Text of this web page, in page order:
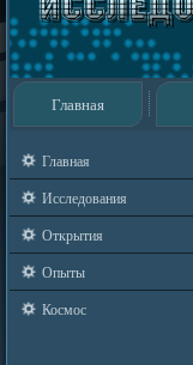
Главная
Главная
Исследования
Открытия
Опыты
Космос